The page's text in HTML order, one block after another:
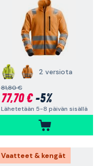
2 versiota
81,80 €
77,70 €-5%
Lähetetään 5-8 päivän sisällä
Vaatteet & kengät